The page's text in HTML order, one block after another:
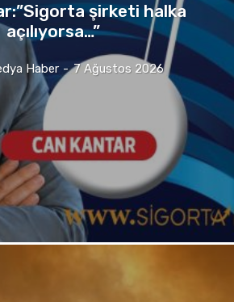
şirketi halka
açılıyorsa…”
Haber - 7 Ağustos 2026